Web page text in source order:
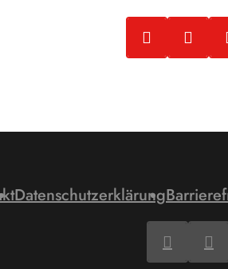
Datenschutzerklärung